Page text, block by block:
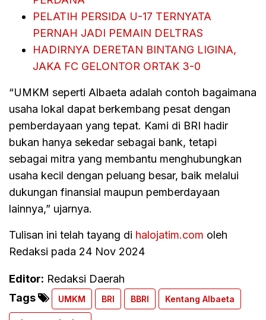
PELATIH PERSIDA U-17 TERNYATA
PERNAH JADI PEMAIN DELTRAS
HADIRNYA DERETAN BINTANG LIGINA,
JAKA FC GELONTOR ORTAK 3-0
“UMKM seperti Albaeta adalah contoh bagaimana
usaha lokal dapat berkembang pesat dengan
pemberdayaan yang tepat. Kami di BRI hadir
bukan hanya sekedar sebagai bank, tetapi
sebagai mitra yang membantu menghubungkan
usaha kecil dengan peluang besar, baik melalui
dukungan finansial maupun pemberdayaan
lainnya,” ujarnya.
Tulisan ini telah tayang di halojatim.com oleh
Redaksi pada 24 Nov 2024
Editor: Redaksi Daerah
Tags
UMKM BRI BBRI Kentang Albaeta